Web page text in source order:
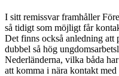
I sitt remissvar framhåller
så tidigt som möjligt får
Det finns också anledning att
dubbel så hög
Nederländerna, vilka båda
att komma i nära kontakt med